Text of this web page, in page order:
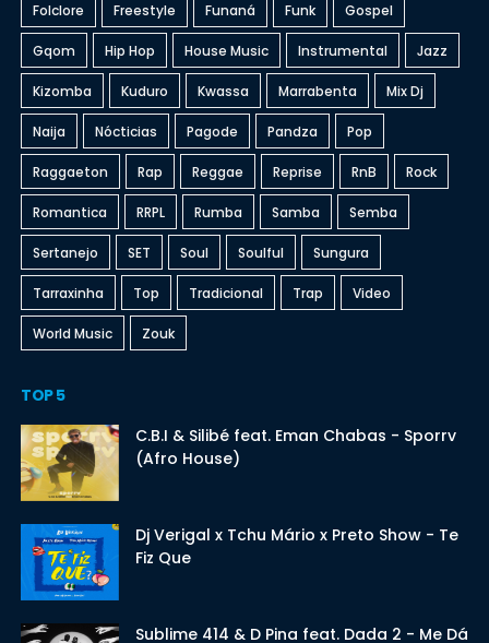
Folclore Freestyle Funaná Funk Gospel
Gqom Hip Hop House Music Instrumental Jazz
Kizomba Kuduro Kwassa Marrabenta Mix Dj
Naija Nócticias Pagode Pandza Pop
Raggaeton Rap Reggae Reprise RnB Rock
Romantica RRPL Rumba Samba Semba
Sertanejo SET Soul Soulful Sungura
Tarraxinha Top Tradicional Trap Video
World Music Zouk
TOP 5
C.B.I & Silibé feat. Eman Chabas - Sporrv
(Afro House)
Dj Verigal x Tchu Mário x Preto Show - Te
Fiz Que
Sublime 414 & D Pina feat. Dada 2 - Me Dá